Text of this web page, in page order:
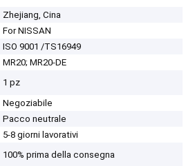
Zhejiang, Cina
For NISSAN
ISO 9001 /TS16949
MR20; MR20-DE
1 pz
Negoziabile
Pacco neutrale
5-8 giorni lavorativi
100% prima della consegna